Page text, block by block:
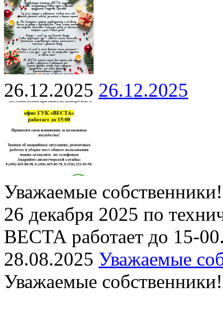
26.12.2025 26.12.2025
Уважаемые собственники!
26 декабря 2025 по
ВЕСТА работает до 15-
28.08.2025 Уважаемые
Уважаемые собственники!